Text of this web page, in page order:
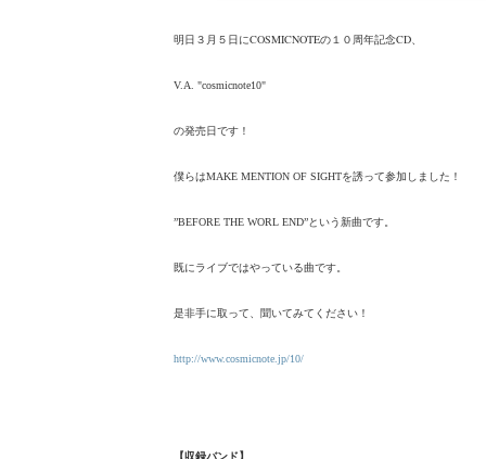
明日３月５日にCOSMICNOTEの１０周年記念CD、
V.A. "cosmicnote10"
の発売日です！
僕らはMAKE MENTION OF SIGHTを誘って参加しました！
”BEFORE THE WORL END”という新曲です。
既にライブではやっている曲です。
是非手に取って、聞いてみてください！
http://www.cosmicnote.jp/10/
【収録バンド】